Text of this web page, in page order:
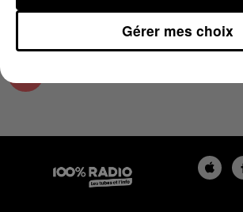
Gérer mes choix